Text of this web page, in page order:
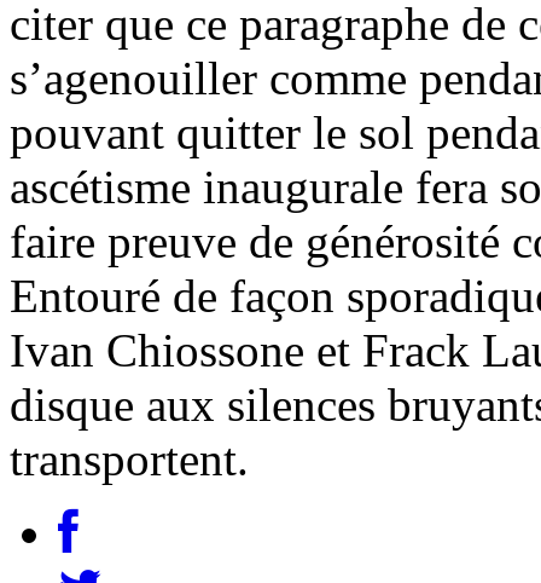
citer que ce paragraphe de
s’agenouiller comme
pouvant quitter le sol
ascétisme inaugurale fera
faire preuve de générosité
Entouré de façon
Ivan Chiossone et Frack
disque aux silences
transportent.